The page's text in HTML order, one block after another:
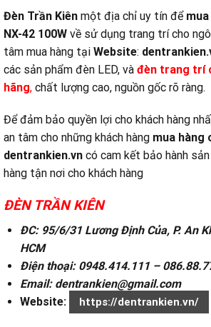
Đèn Trần Kiên một địa chỉ uy tín để
NX-42 100W về sử dụng trang trí cho
tâm mua hàng tại Website:
các sản phẩm đèn LED, và đèn trang trí
hãng, chất lượng cao, nguồn gốc rõ ràng.
Để đảm bảo quyền lợi cho khách hàng
an tâm cho những khách hàng mua hàng
dentrankien.vn có cam kết bảo hành
hàng tận nơi cho khách hàng
ĐÈN TRẦN KIÊN
ĐC: 95/6/31 Lương Định Của, P. An
HCM
Điện thoại: 0948.414.111 –
Email: dentrankien@gmail.com
Website:
https://dentrankien.vn/